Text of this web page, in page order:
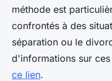
méthode est
confrontés à des
séparation ou le
d'informations sur
ce lien.